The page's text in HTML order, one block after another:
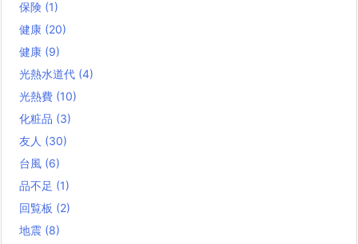
保険 (1)
健康 (20)
健康 (9)
光熱水道代 (4)
光熱費 (10)
化粧品 (3)
友人 (30)
台風 (6)
品不足 (1)
回覧板 (2)
地震 (8)